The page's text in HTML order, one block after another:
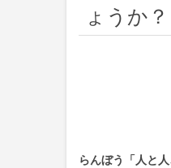
ょうか？
らんぼう「人と